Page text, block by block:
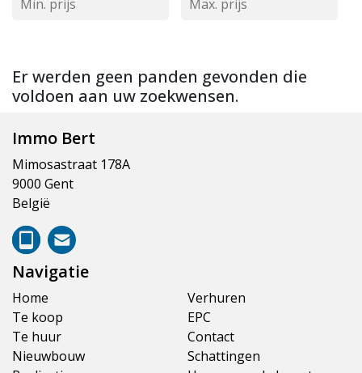
Er werden geen panden gevonden die
voldoen aan uw zoekwensen.
Immo Bert
Mimosastraat 178A
9000 Gent
België
Navigatie
Home
Te koop
Te huur
Nieuwbouw
Verhuren
EPC
Contact
Schattingen